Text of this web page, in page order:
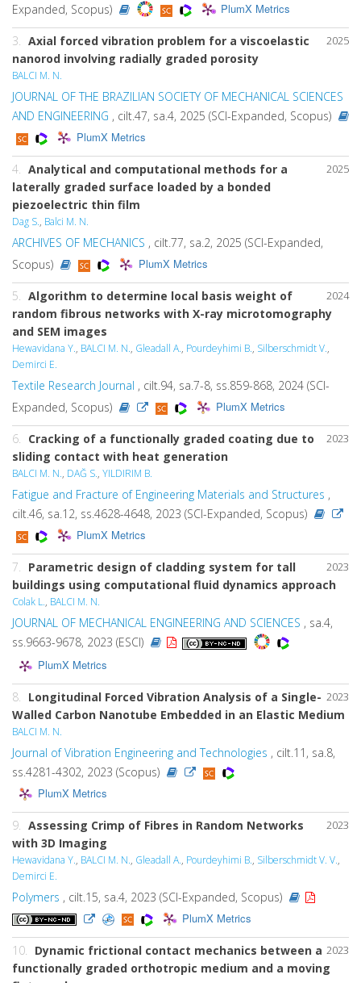
Expanded, Scopus)
PlumX Metrics
2025
3. Axial forced vibration problem for a viscoelastic
nanorod involving radially graded porosity
BALCI M. N.
JOURNAL OF THE BRAZILIAN SOCIETY OF MECHANICAL SCIENCES
AND ENGINEERING , cilt.47, sa.4, 2025 (SCI-Expanded, Scopus)
PlumX Metrics
2025
4. Analytical and computational methods for a
laterally graded surface loaded by a bonded
piezoelectric thin film
Dag S., Balci M. N.
ARCHIVES OF MECHANICS , cilt.77, sa.2, 2025 (SCI-Expanded,
Scopus)
PlumX Metrics
2024
5. Algorithm to determine local basis weight of
random fibrous networks with X-ray microtomography
and SEM images
Hewavidana Y., BALCI M. N., Gleadall A., Pourdeyhimi B., Silberschmidt V.,
Demirci E.
Textile Research Journal , cilt.94, sa.7-8, ss.859-868, 2024 (SCI-
Expanded, Scopus)
PlumX Metrics
2023
6. Cracking of a functionally graded coating due to
sliding contact with heat generation
BALCI M. N., DAĞ S., YILDIRIM B.
Fatigue and Fracture of Engineering Materials and Structures ,
cilt.46, sa.12, ss.4628-4648, 2023 (SCI-Expanded, Scopus)
PlumX Metrics
2023
7. Parametric design of cladding system for tall
buildings using computational fluid dynamics approach
Colak L., BALCI M. N.
JOURNAL OF MECHANICAL ENGINEERING AND SCIENCES , sa.4,
ss.9663-9678, 2023 (ESCI)
PlumX Metrics
2023
8.
Longitudinal Forced Vibration Analysis of a Single-
Walled Carbon Nanotube Embedded in an Elastic Medium
BALCI M. N.
Journal of Vibration Engineering and Technologies , cilt.11, sa.8,
ss.4281-4302, 2023 (Scopus)
PlumX Metrics
2023
9.
Assessing Crimp of Fibres in Random Networks
with 3D Imaging
Hewavidana Y., BALCI M. N., Gleadall A., Pourdeyhimi B., Silberschmidt V. V.,
Demirci E.
Polymers , cilt.15, sa.4, 2023 (SCI-Expanded, Scopus)
PlumX Metrics
2023
10.
Dynamic frictional contact mechanics between a
functionally graded orthotropic medium and a moving